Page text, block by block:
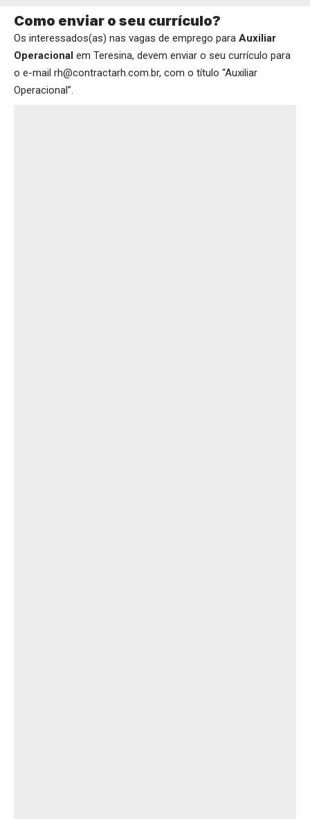
Como enviar o seu currículo?
Os interessados(as) nas vagas de emprego para Auxiliar
Operacional em Teresina, devem enviar o seu currículo para
o e-mail rh@contractarh.com.br, com o título “Auxiliar
Operacional”.